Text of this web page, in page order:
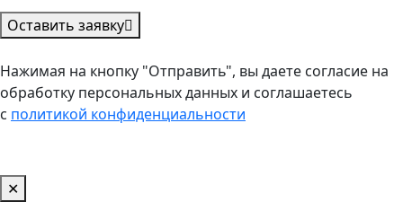
Оставить заявку
Нажимая на кнопку "Отправить", вы даете согласие на
обработку персональных данных и соглашаетесь
с политикой конфиденциальности
✕